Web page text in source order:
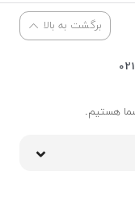
برگشت به بالا